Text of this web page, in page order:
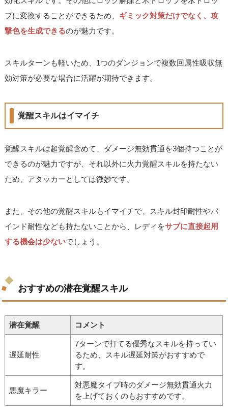
プに変換することができるため、 ギミック対策だけでなく、攻
撃色を生成できるのが魅力です。
スキルターンも軽いため、1つのダンジョンで複数回属性吸収無
効対策が必要な場合に活躍が期待できます。
覚醒スキルはイマイチ
覚醒スキルは超覚醒含めて、ダメージ無効貫通を3個持つことが
できるのが魅力ですが、それ以外に火力覚醒スキルを持たない
ため、アタッカーとしては微妙です。
また、その他の覚醒スキルもイマイチで、スキル封印耐性やバ
インド耐性なども持たないことから、レディをサブに直接起用
する機会は少ないでしょう。
おすすめの潜在覚醒スキル
潜在覚醒 コメント
遅延耐性
7ターンで打てる優秀なスキルを持ってい
るため、スキル遅延対策がおすすめで
す。
悪魔キラー
対悪魔タイプ時のダメージ無効貫通火力
を上げておくのもおすすめです。